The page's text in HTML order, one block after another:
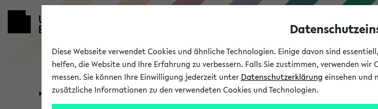
Universität Forschung Studium
Diese Webseite verwendet Cookies und ähnliche Technologien. Einige davon sind
helfen, die Website und Ihre Erfahrung zu verbessern. Falls Sie zustimmen, verwenden
messen. Sie können Ihre Einwilligung jederzeit unter Datenschutzerklärung einsehen und
zusätzliche Informationen zu den verwendeten Cookies und Technologien.